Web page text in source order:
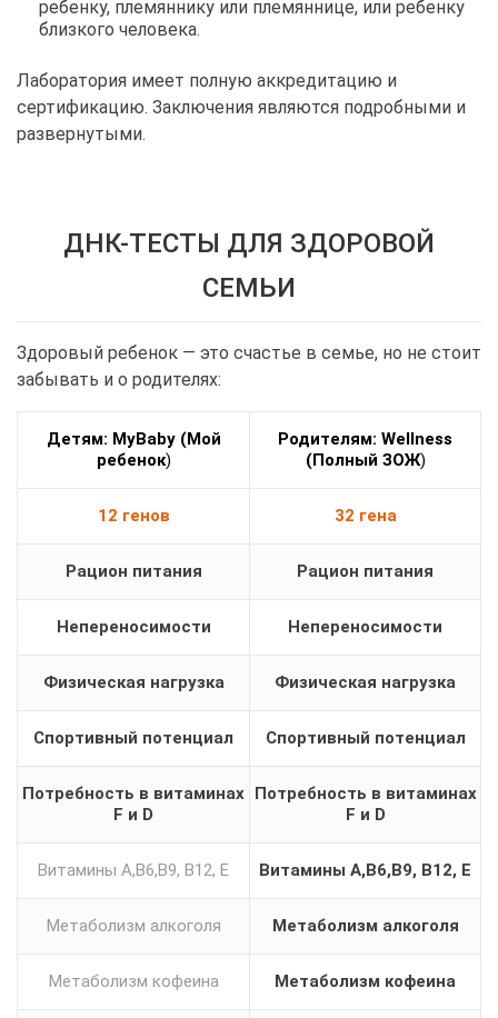
ребенку, племяннику или племяннице, или ребенку
близкого человека.
Лаборатория имеет полную аккредитацию и
сертификацию. Заключения являются подробными и
развернутыми.
ДНК-ТЕСТЫ ДЛЯ ЗДОРОВОЙ
СЕМЬИ
Здоровый ребенок — это счастье в семье, но не стоит
забывать и о родителях:
Детям: MyBaby (Мой
ребенок)
Родителям: Wellness
(Полный ЗОЖ)
12 генов 32 гена
Рацион питания Рацион питания
Непереносимости Непереносимости
Физическая нагрузка Физическая нагрузка
Спортивный потенциал Спортивный потенциал
Потребность в витаминах
F и D
Потребность в витаминах
F и D
Витамины А,B6,В9, В12, E Витамины А,B6,В9, В12, E
Метаболизм алкоголя Метаболизм алкоголя
Метаболизм кофеина Метаболизм кофеина